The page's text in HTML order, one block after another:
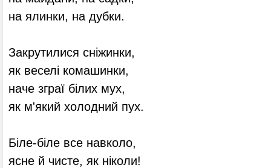
на ялинки, на дубки.
Закрутилися сніжинки,
як веселі комашинки,
наче зграї білих мух,
як м'який холодний пух.
Біле-біле все навколо,
ясне й чисте, як ніколи!